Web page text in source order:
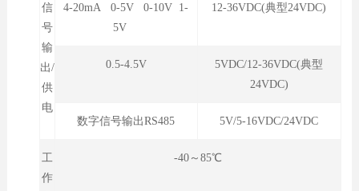
信
号
输
出/
供
电
4-20mA 0-5V 0-10V 1-
5V
12-36VDC(典型24VDC)
0.5-4.5V
5VDC/12-36VDC(典型
24VDC)
数字信号输出RS485 5V/5-16VDC/24VDC
工
作
-40～85℃